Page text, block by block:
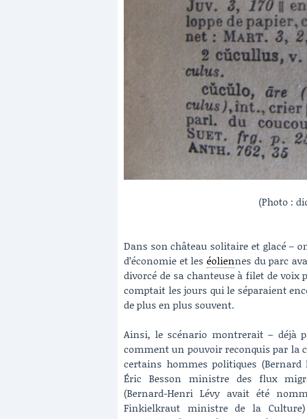
(Photo :
Dans son château solitaire et glacé –
d’économie et les éoliennes du parc
divorcé de sa chanteuse à filet de voix
comptait les jours qui le séparaient
de plus en plus souvent.
Ainsi, le scénario montrerait – déjà
comment un pouvoir reconquis par la
certains hommes politiques
Éric Besson ministre des flux
(Bernard-Henri Lévy avait été
Finkielkraut ministre de la